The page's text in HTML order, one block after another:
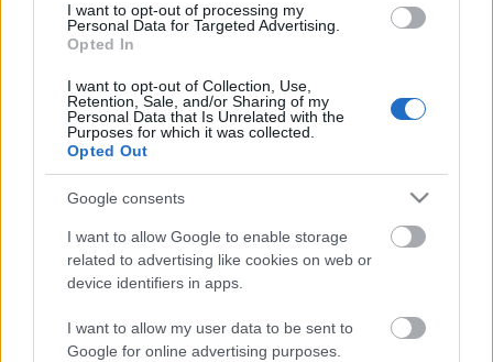
I want to opt-out of processing my
Personal Data for Targeted Advertising.
Opted In
I want to opt-out of Collection, Use,
Retention, Sale, and/or Sharing of my
Personal Data that Is Unrelated with the
Purposes for which it was collected.
Opted Out
Google consents
I want to allow Google to enable storage
related to advertising like cookies on web or
device identifiers in apps.
I want to allow my user data to be sent to
Google for online advertising purposes.